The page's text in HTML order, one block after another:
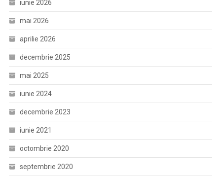
iunie 2026
mai 2026
aprilie 2026
decembrie 2025
mai 2025
iunie 2024
decembrie 2023
iunie 2021
octombrie 2020
septembrie 2020